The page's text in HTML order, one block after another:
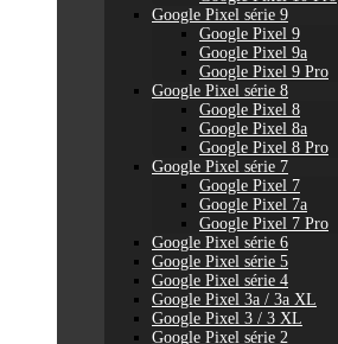
Google Pixel série 9
Google Pixel 9
Google Pixel 9a
Google Pixel 9 Pro
Google Pixel série 8
Google Pixel 8
Google Pixel 8a
Google Pixel 8 Pro
Google Pixel série 7
Google Pixel 7
Google Pixel 7a
Google Pixel 7 Pro
Google Pixel série 6
Google Pixel série 5
Google Pixel série 4
Google Pixel 3a / 3a XL
Google Pixel 3 / 3 XL
Google Pixel série 2